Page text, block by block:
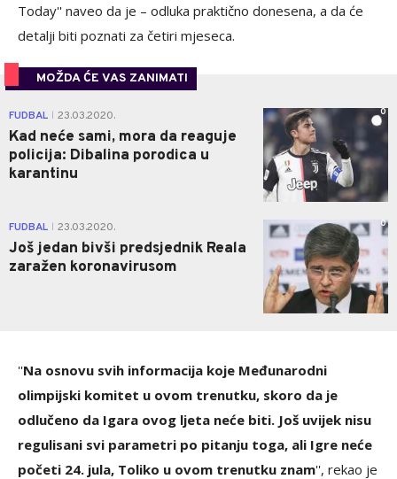
Today'' naveo da je – odluka praktično donesena, a da će
detalji biti poznati za četiri mjeseca.
MOŽDA ĆE VAS ZANIMATI
FUDBAL 23.03.2020.
Kad neće sami, mora da reaguje
policija: Dibalina porodica u
karantinu
0
FUDBAL 23.03.2020.
Još jedan bivši predsjednik Reala
zaražen koronavirusom
0
''Na osnovu svih informacija koje Međunarodni
olimpijski komitet u ovom trenutku, skoro da je
odlučeno da Igara ovog ljeta neće biti. Još uvijek nisu
regulisani svi parametri po pitanju toga, ali Igre neće
početi 24. jula, Toliko u ovom trenutku znam'', rekao je